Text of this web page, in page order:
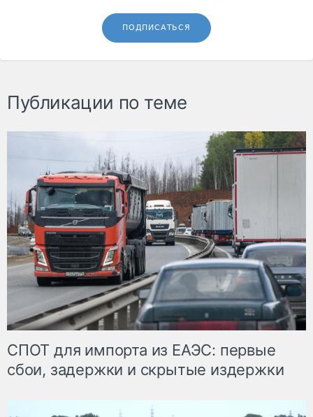
ПОДПИСАТЬСЯ
Публикации по теме
СПОТ для импорта из ЕАЭС: первые
сбои, задержки и скрытые издержки